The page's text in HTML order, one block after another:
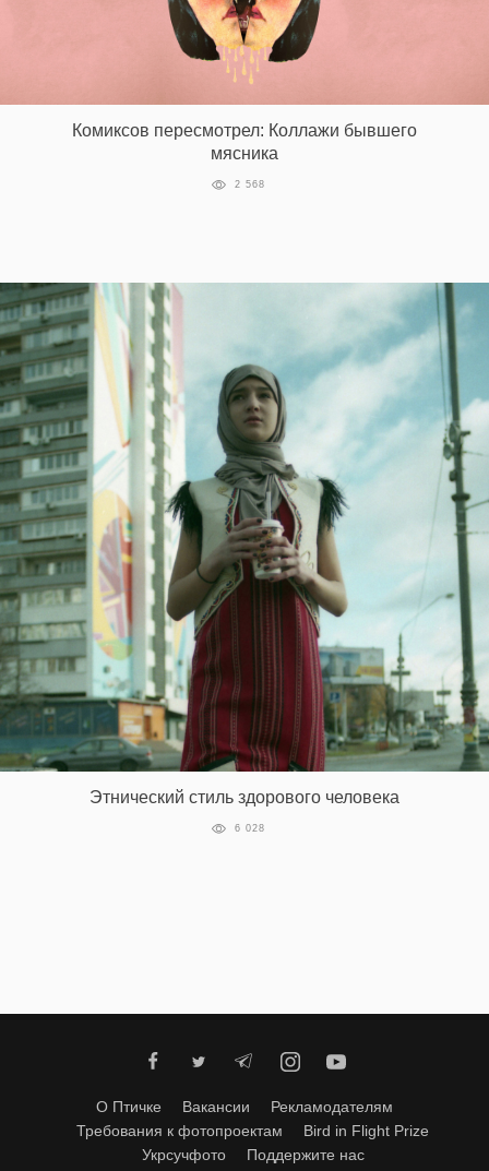
Комиксов пересмотрел: Коллажи бывшего
мясника
2 568
Этнический стиль здорового человека
6 028
О Птичке Вакансии
Рекламодателям
Требования к фотопроектам
Bird in Flight Prize
Укрсучфото
Поддержите нас